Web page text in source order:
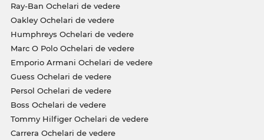
Ray-Ban Ochelari de vedere
Oakley Ochelari de vedere
Humphreys Ochelari de vedere
Marc O Polo Ochelari de vedere
Emporio Armani Ochelari de vedere
Guess Ochelari de vedere
Persol Ochelari de vedere
Boss Ochelari de vedere
Tommy Hilfiger Ochelari de vedere
Carrera Ochelari de vedere